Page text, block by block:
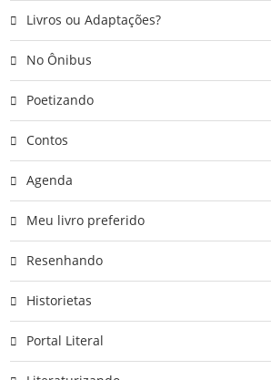
Livros ou Adaptações?
No Ônibus
Poetizando
Contos
Agenda
Meu livro preferido
Resenhando
Historietas
Portal Literal